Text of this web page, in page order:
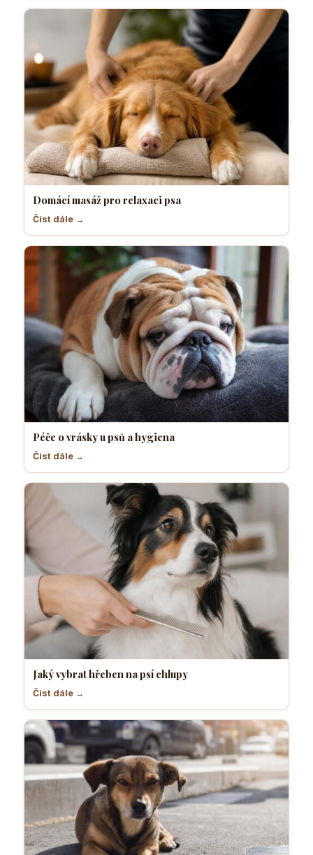
Domácí masáž pro relaxaci psa
Číst dále →
Péče o vrásky u psů a hygiena
Číst dále →
Jaký vybrat hřeben na psí chlupy
Číst dále →